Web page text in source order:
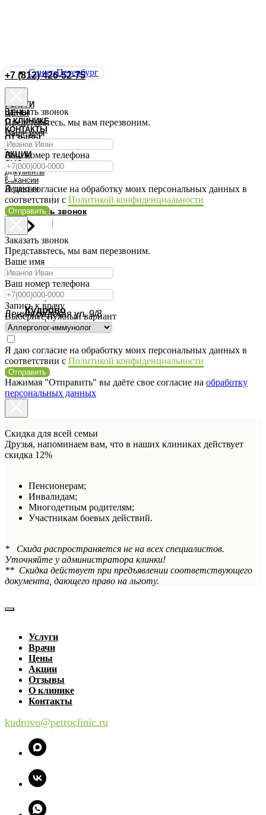
+7 (812) 426-52-75
Запись Онлайн
УСЛУГИ
ЦЕНЫ
О КЛИНИКЕ
КОНТАКТЫ
ОТЗЫВЫ
ВРАЧИ
АКЦИИ
ДМС
Документы
Вакансии
Лицензии
Заказать звонок
Кудрово
Ленинградская ул. 9/8
Санкт-Петербург
Заказать звонок
Представьтесь, мы вам перезвоним.
Ваше имя
Ваш номер телефона
Я даю согласие на обработку моих персональных данных в
соответствии с Политикой конфиденциальности
Отправить
Заказать звонок
Представьтесь, мы вам перезвоним.
Ваше имя
Ваш номер телефона
Запись к врачу
Выберите нужный вариант
Я даю согласие на обработку моих персональных данных в
соответствии с Политикой конфиденциальности
Отправить
Нажимая "Отправить" вы даёте свое согласие на обработку
персональных данных
Скидка для всей семьи
Друзья, напоминаем вам, что в наших клиниках действует
скидка 12%
Пенсионерам;
Инвалидам;
Многодетным родителям;
Участникам боевых действий.
* Скида распространяется не на всех специалистов.
Уточняйте у администратора клинки!
** Скидка действует при предъявлении соответствующего
документа, дающего право на льготу.
Услуги
Врачи
Цены
Акции
Отзывы
О клинике
Контакты
kudrovo@petroclinic.ru